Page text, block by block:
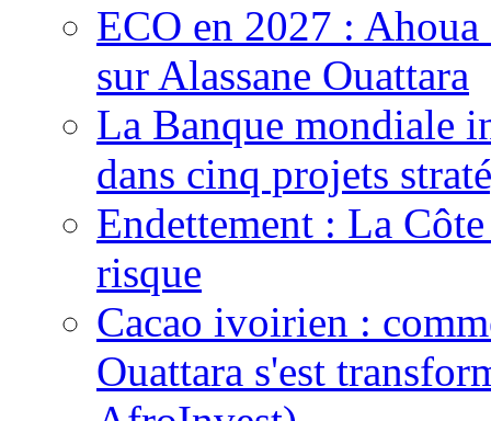
ECO en 2027 :
sur Alassane Ouattara
La Banque mondiale
dans cinq projets
Endettement : La
risque
Cacao ivoirien :
Ouattara s'est